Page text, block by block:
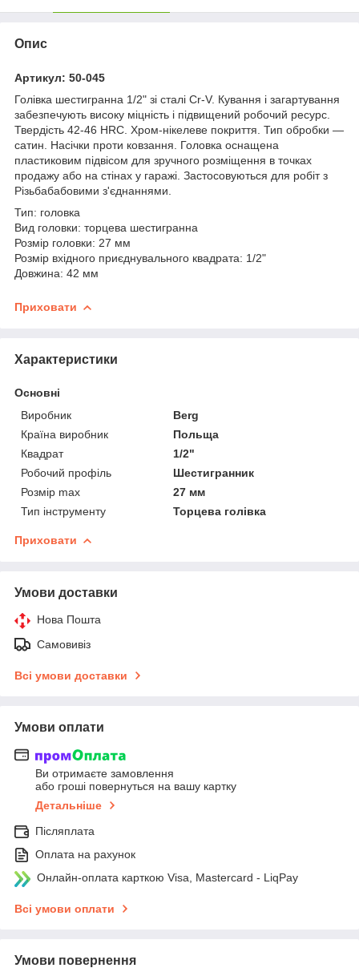
Опис
Артикул: 50-045
Голівка шестигранна 1/2" зі сталі Cr-V. Кування і загартування
забезпечують високу міцність і підвищений робочий ресурс.
Твердість 42-46 HRC. Хром-нікелеве покриття. Тип обробки —
сатин. Насічки проти ковзання. Головка оснащена
пластиковим підвісом для зручного розміщення в точках
продажу або на стінах у гаражі. Застосовуються для робіт з
Різьбабабовими з'єднаннями.
Тип: головка
Вид головки: торцева шестигранна
Розмір головки: 27 мм
Розмір вхідного приєднувального квадрата: 1/2"
Довжина: 42 мм
Приховати
Характеристики
Основні
Виробник
Berg
Країна виробник
Польща
Квадрат
1/2"
Робочий профіль
Шестигранник
Розмір max
27 мм
Тип інструменту
Торцева голівка
Приховати
Умови доставки
Нова Пошта
Самовивіз
Всі умови доставки
Умови оплати
Ви отримаєте замовлення
або гроші повернуться на вашу картку
Детальніше
Післяплата
Оплата на рахунок
Онлайн-оплата карткою Visa, Mastercard - LiqPay
Всі умови оплати
Умови повернення